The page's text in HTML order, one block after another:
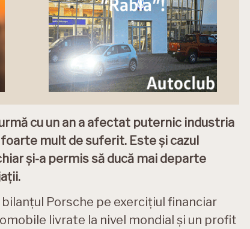
cu un an a afectat puternic industria
mult de suferit. Este și cazul
și-a permis să ducă mai departe
bilanțul Porsche pe exercițiul financiar
livrate la nivel mondial și un profit